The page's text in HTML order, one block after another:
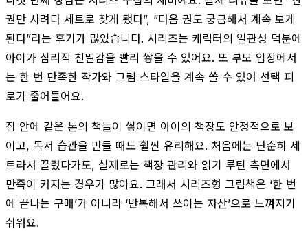
권만 사려다 세트로 찾게 됐다”, “다음 권도 궁금해서 계속 보게
된다”라는 후기가 많았습니다. 시리즈는 캐릭터의 일관성 덕분에
아이가 심리적 친밀감을 빨리 쌓을 수 있어요. 또 부모 입장에서
는 한 번 만족한 작가와 그림 스타일을 계속 쓸 수 있어 선택 피
로가 줄어들어요.
집 안에 같은 톤의 책들이 쌓이면 아이의 책장도 안정적으로 보
이고, 독서 습관을 만들 때도 훨씬 유리해요. 처음에는 단순히 세
트라서 끌렸다가도, 실제로는 책장 관리와 읽기 루틴 측면에서
만족이 커지는 경우가 많아요. 그래서 시리즈형 그림책은 ‘한 번
에 끝나는 구매’가 아니라 ‘반복해서 쓰이는 자산’으로 느껴지기
쉬워요.